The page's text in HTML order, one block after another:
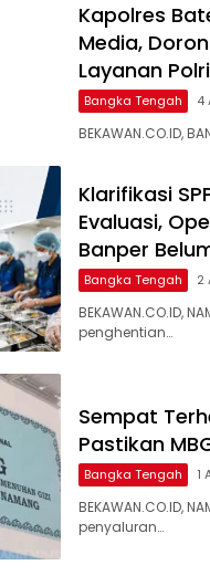
‎Kapolres
Media,
Layanan Polri
Bangka Tengah 4
BEKAWAN.CO.ID,
‎Klarifikasi
Evaluasi,
Banper
Bangka Tengah 2
BEKAWAN.CO.ID,
penghentian…
‎Sempat
Pastikan
Bangka Tengah 1
BEKAWAN.CO.ID,
penyaluran…